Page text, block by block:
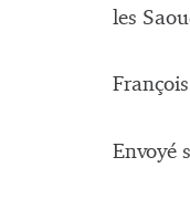
les
Envoyé